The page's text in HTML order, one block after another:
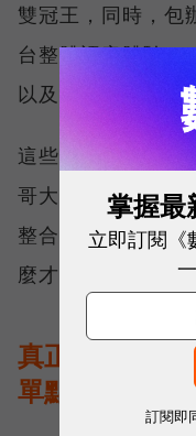
雙冠王，同時，包
台整體語音體驗
以及全台網路在
這些獎項反映的不
哥大長期投入頻譜
整合所累積的成果
麼才是真正的好網
真正的好網路
單點測速
掌握最
立即訂閱《
訂閱即